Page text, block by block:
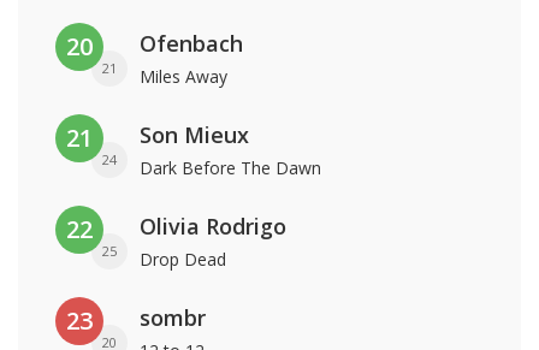
20
21
Ofenbach
Miles Away
21
24
Son Mieux
Dark Before The Dawn
22
25
Olivia Rodrigo
Drop Dead
23
20
sombr